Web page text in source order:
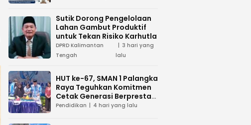
Sutik Dorong Pengelolaan
Lahan Gambut Produktif
untuk Tekan Risiko Karhutla
DPRD Kalimantan
Tengah
3 hari yang
lalu
HUT ke-67, SMAN 1 Palangka
Raya Teguhkan Komitmen
Cetak Generasi Berprestasi
dan Peduli Lingkunga
Pendidikan 4 hari yang lalu